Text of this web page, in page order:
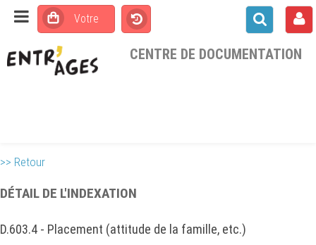
CENTRE DE DOCUMENTATION
>> Retour
DÉTAIL DE L'INDEXATION
D.603.4 - Placement (attitude de la famille, etc.)